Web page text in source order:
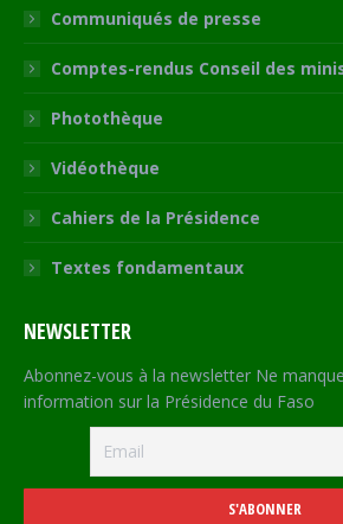
Communiqués de presse
Comptes-rendus Conseil des
Photothèque
Vidéothèque
Cahiers de la Présidence
Textes fondamentaux
NEWSLETTER
Abonnez-vous à la newsletter Ne
information sur la Présidence du Faso